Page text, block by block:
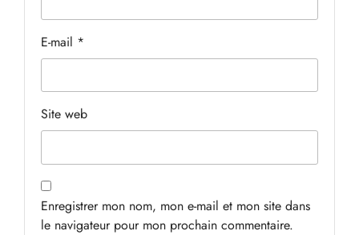
E-mail *
Site web
Enregistrer mon nom, mon e-mail et mon site dans
le navigateur pour mon prochain commentaire.